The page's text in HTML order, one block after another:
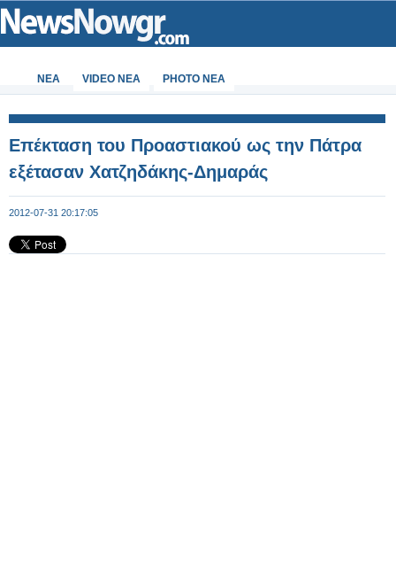
ΝΕΑ VIDEO NEA PHOTO NEA
Επέκταση του Προαστιακού ως την Πάτρα
εξέτασαν Χατζηδάκης-Δημαράς
2012-07-31 20:17:05